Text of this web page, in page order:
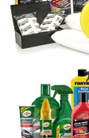
O
d
p
o
m